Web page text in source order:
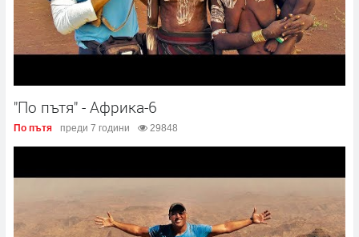
"По пътя" - Африка-6
По пътя преди 7 години 29848